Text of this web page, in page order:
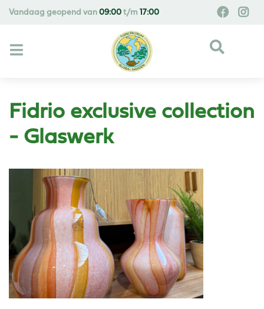
Vandaag geopend van 09:00 t/m 17:00
Fidrio exclusive collection
- Glaswerk